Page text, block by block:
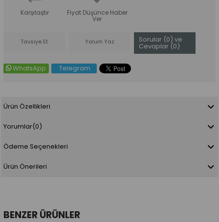
Karşılaştır Fiyat Düşünce Haber
Ver
Tavsiye Et Yorum Yaz Sorular (0) ve
Cevaplar (0)
WhatsApp Telegram
Ürün Özellikleri
Yorumlar(0)
Ödeme Seçenekleri
Ürün Önerileri
BENZER ÜRÜNLER